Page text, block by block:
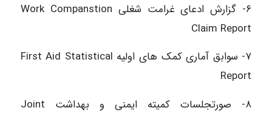
۶- گزارش ادعای غرامت شغلی Work Companstion
Claim Report
۷- سوابق آماری کمک های اولیه First Aid Statistical
Report
۸- صورتجلسات کمیته ایمنی و بهداشت Joint